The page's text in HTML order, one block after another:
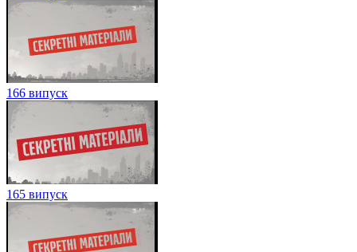
166 випуск
165 випуск